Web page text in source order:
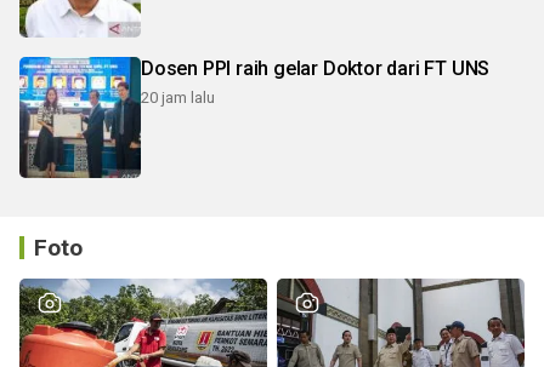
Dosen PPI raih gelar Doktor dari FT UNS
20 jam lalu
Foto